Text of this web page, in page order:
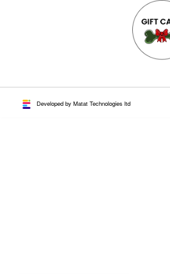
Developed by Matat Technologies ltd